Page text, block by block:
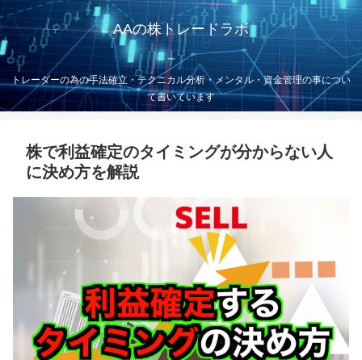
AAの株トレードラボ
トレーダーの為の手法確立・テクニカル分析・メンタル・資金管理の事につい
て書いています
株で利益確定のタイミングが分からない人
に決め方を解説